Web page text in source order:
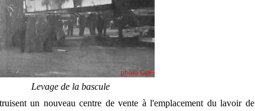
Levage de la bascule
un nouveau centre de vente à l'emplacement du lavoir de